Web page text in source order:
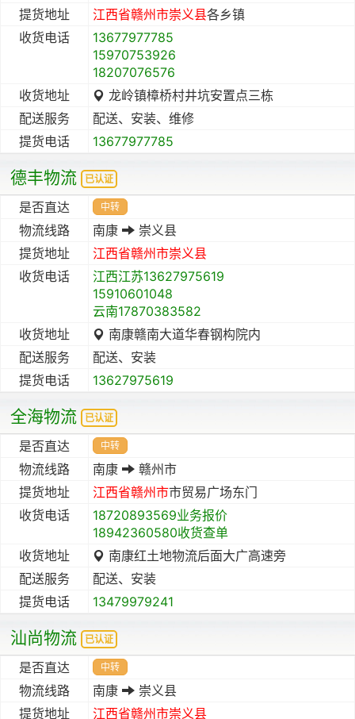
提货地址
江西省赣州市崇义县各乡镇
收货电话
13677977785
15970753926
18207076576
收货地址
龙岭镇樟桥村井坑安置点三栋
配送服务
配送、安装、维修
提货电话
13677977785
德丰物流 已认证
是否直达 中转
物流线路 南康
崇义县
提货地址
江西省赣州市崇义县
收货电话
江西江苏13627975619
15910601048
云南17870383582
收货地址
南康赣南大道华春钢构院内
配送服务
配送、安装
提货电话
13627975619
全海物流 已认证
是否直达 中转
物流线路 南康
赣州市
提货地址
江西省赣州市市贸易广场东门
收货电话
18720893569业务报价
18942360580收货查单
收货地址
南康红土地物流后面大广高速旁
配送服务
配送、安装
提货电话
13479979241
汕尚物流 已认证
是否直达 中转
物流线路 南康
崇义县
提货地址
江西省赣州市崇义县